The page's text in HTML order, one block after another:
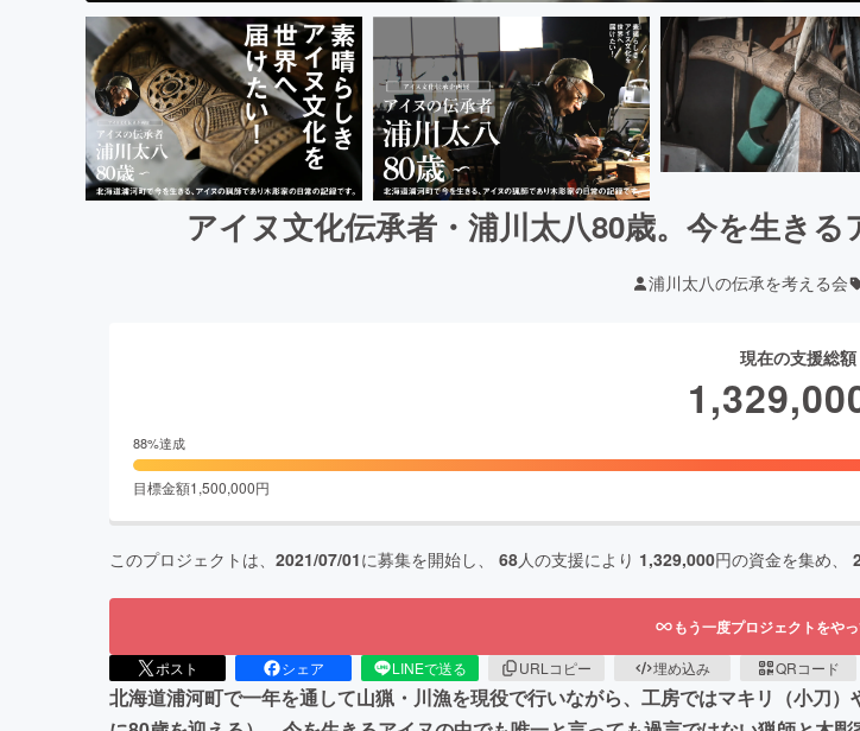
アイヌ文化伝承者・浦川太八80歳。今を生き
浦川太八の伝承を考える会
現在の支援総額
88%達成
目標金額1,500,000円
このプロジェクトは、 2021/07/01に募集を開始し、 68人の支援により 1,329,000円の資金を集め、
もう一度プロジェクトをや
ポスト シェア LINEで送る URLコピー 埋め込み QRコード
北海道浦河町で一年を通して山猟・川漁を現役で行いながら、工房ではマキリ（小刀